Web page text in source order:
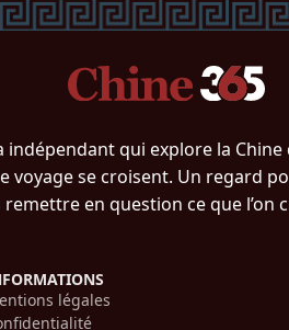
qui explore la Chine
voyage se croisent. Un regard
en question ce que l’on
légales